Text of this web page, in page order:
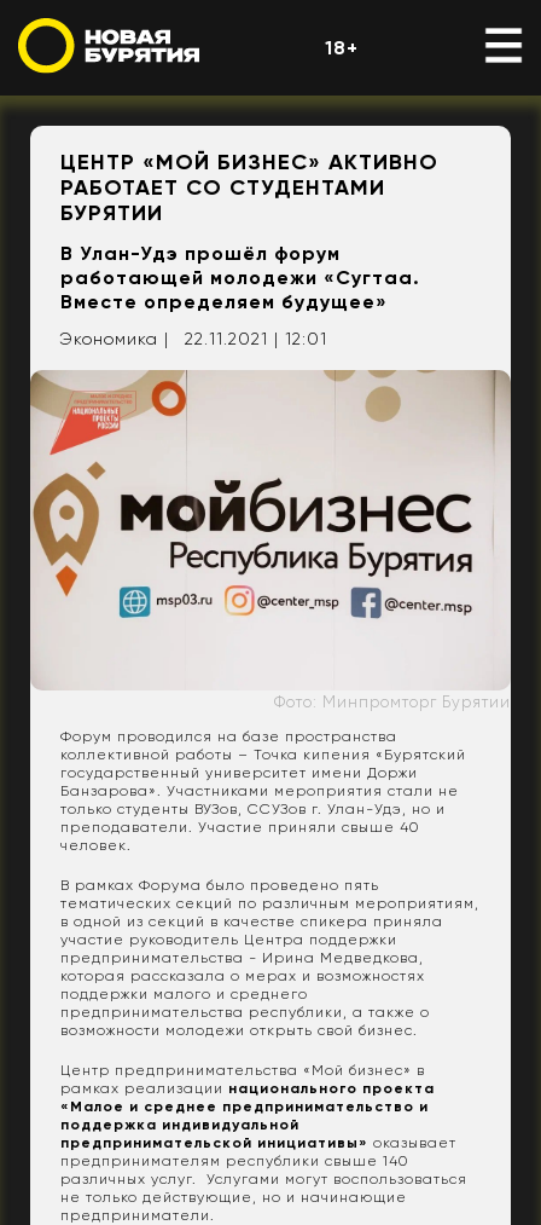
18+
ЦЕНТР «МОЙ БИЗНЕС» АКТИВНО
РАБОТАЕТ СО СТУДЕНТАМИ
БУРЯТИИ
В Улан-Удэ прошёл форум
работающей молодежи «Сугтаа.
Вместе определяем будущее»
Экономика | 22.11.2021 | 12:01
Фото: Минпромторг Бурятии
Форум проводился на базе пространства
коллективной работы – Точка кипения «Бурятский
государственный университет имени Доржи
Банзарова». Участниками мероприятия стали не
только студенты ВУЗов, ССУЗов г. Улан-Удэ, но и
преподаватели. Участие приняли свыше 40
человек.
В рамках Форума было проведено пять
тематических секций по различным мероприятиям,
в одной из секций в качестве спикера приняла
участие руководитель Центра поддержки
предпринимательства - Ирина Медведкова,
которая рассказала о мерах и возможностях
поддержки малого и среднего
предпринимательства республики, а также о
возможности молодежи открыть свой бизнес.
Центр предпринимательства «Мой бизнес» в
рамках реализации национального проекта
«Малое и среднее предпринимательство и
поддержка индивидуальной
предпринимательской инициативы» оказывает
предпринимателям республики свыше 140
различных услуг. Услугами могут воспользоваться
не только действующие, но и начинающие
предприниматели.